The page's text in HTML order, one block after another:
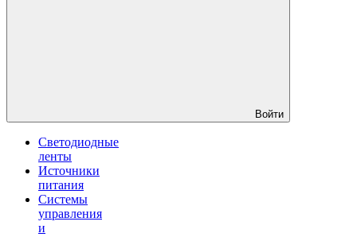
Войти
Светодиодные
ленты
Источники
питания
Системы
управления
и